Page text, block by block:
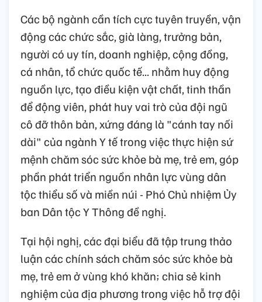
Các bộ ngành cần tích cực tuyên truyền, vận
động các chức sắc, già làng, trưởng bản,
người có uy tín, doanh nghiệp, cộng đồng,
cá nhân, tổ chức quốc tế... nhằm huy động
nguồn lực, tạo điều kiện vật chất, tinh thần
để động viên, phát huy vai trò của đội ngũ
cô đỡ thôn bản, xứng đáng là "cánh tay nối
dài" của ngành Y tế trong việc thực hiện sứ
mệnh chăm sóc sức khỏe bà mẹ, trẻ em, góp
phần phát triển nguồn nhân lực vùng dân
tộc thiểu số và miền núi - Phó Chủ nhiệm Ủy
ban Dân tộc Y Thông đề nghị.
Tại hội nghị, các đại biểu đã tập trung thảo
luận các chính sách chăm sóc sức khỏe bà
mẹ, trẻ em ở vùng khó khăn; chia sẻ kinh
nghiệm của địa phương trong việc hỗ trợ đội